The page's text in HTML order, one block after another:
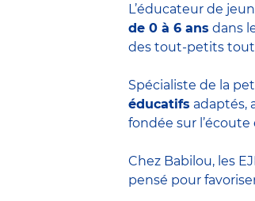
L’éducateur de
de 0 à 6 ans dans
des tout-petits tout
Spécialiste de la
éducatifs adaptés,
fondée sur
Chez Babilou, les
pensé pour